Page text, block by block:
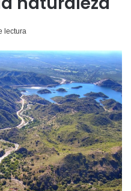
lectura